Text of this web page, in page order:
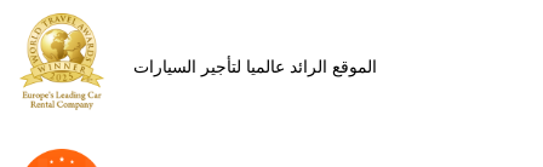
الموقع الرائد عالميا لتأجير السيارات